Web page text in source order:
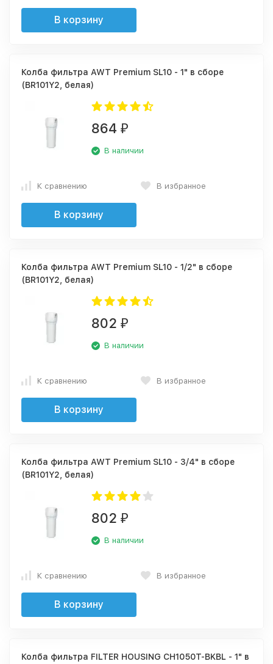
В корзину
Колба фильтра AWT Premium SL10 - 1" в сборе
(BR101Y2, белая)
864 ₽
В наличии
К сравнению В избранное
В корзину
Колба фильтра AWT Premium SL10 - 1/2" в сборе
(BR101Y2, белая)
802 ₽
В наличии
К сравнению В избранное
В корзину
Колба фильтра AWT Premium SL10 - 3/4" в сборе
(BR101Y2, белая)
802 ₽
В наличии
К сравнению В избранное
В корзину
Колба фильтра FILTER HOUSING CH1050T-BKBL - 1" в